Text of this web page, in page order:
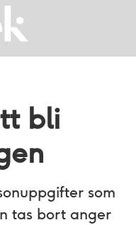
bli
som
tas bort anger